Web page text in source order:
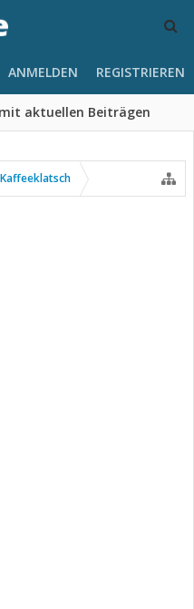
aktuellen Beiträgen
ANMELDEN REGISTRIEREN
Kaffeeklatsch